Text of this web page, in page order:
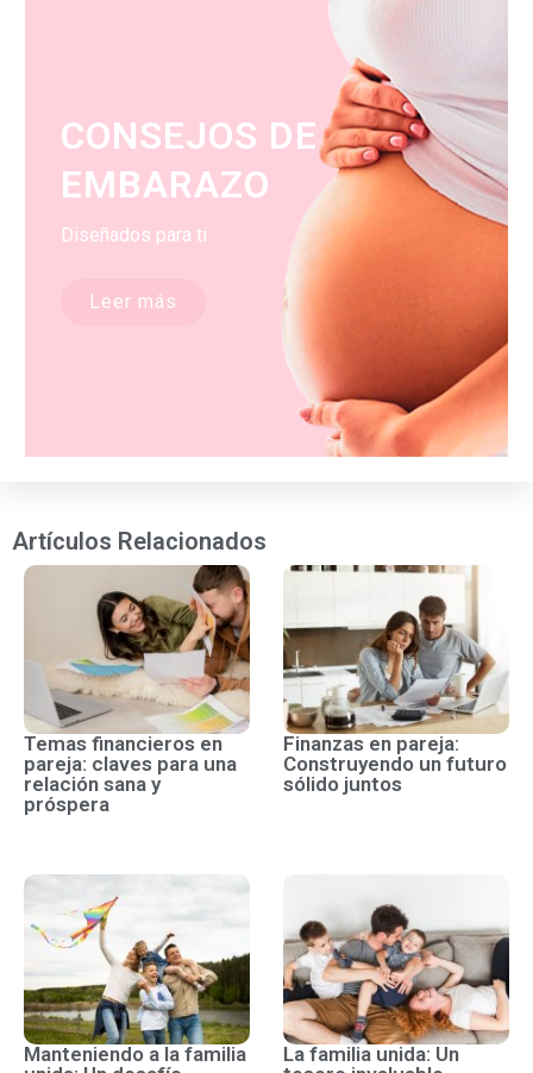
CONSEJOS DE
EMBARAZO
Diseñados para ti
Leer más
Artículos Relacionados
Temas financieros en
pareja: claves para una
relación sana y
próspera
Finanzas en pareja:
Construyendo un futuro
sólido juntos
Manteniendo a la familia
La familia unida: Un